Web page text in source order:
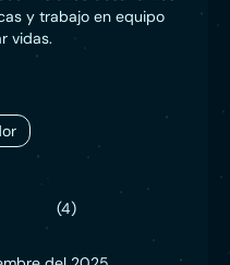
y trabajo en equipo
vidas.
(4)